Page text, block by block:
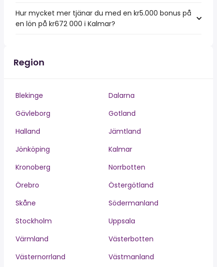
Hur mycket mer tjänar du med en kr5.000 bonus på
en lön på kr672 000 i Kalmar?
Region
Blekinge
Dalarna
Gävleborg
Gotland
Halland
Jämtland
Jönköping
Kalmar
Kronoberg
Norrbotten
Örebro
Östergötland
Skåne
Södermanland
Stockholm
Uppsala
Värmland
Västerbotten
Västernorrland
Västmanland